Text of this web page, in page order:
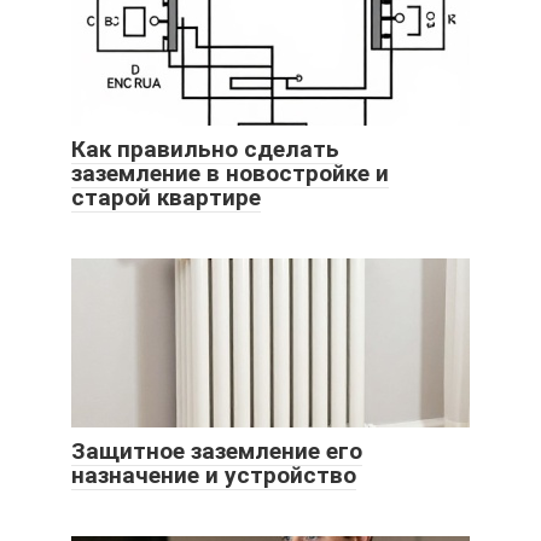
Как правильно сделать
заземление в новостройке и
старой квартире
Защитное заземление его
назначение и устройство